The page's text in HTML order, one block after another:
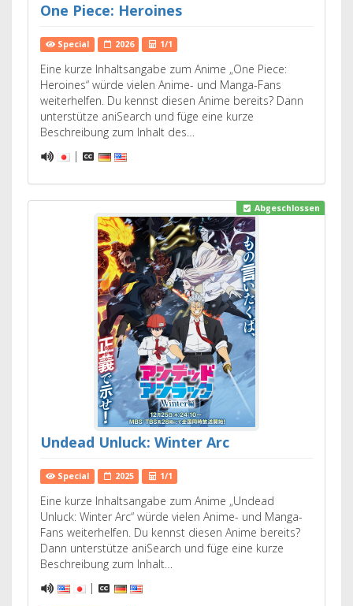
One Piece: Heroines
Special 2026 1/1
Eine kurze Inhaltsangabe zum Anime „One Piece:
Heroines“ würde vielen Anime- und Manga-Fans
weiterhelfen. Du kennst diesen Anime bereits? Dann
unterstütze aniSearch und füge eine kurze
Beschreibung zum Inhalt des…
|
Abgeschlossen
Undead Unluck: Winter Arc
Special 2025 1/1
Eine kurze Inhaltsangabe zum Anime „Undead
Unluck: Winter Arc“ würde vielen Anime- und Manga-
Fans weiterhelfen. Du kennst diesen Anime bereits?
Dann unterstütze aniSearch und füge eine kurze
Beschreibung zum Inhalt…
|